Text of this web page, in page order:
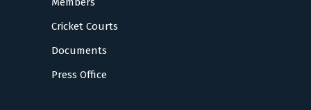
Cricket Courts
Documents
Press Office